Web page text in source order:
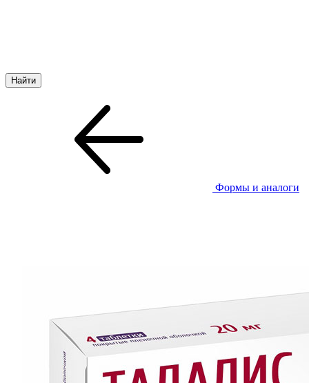
Формы и аналоги